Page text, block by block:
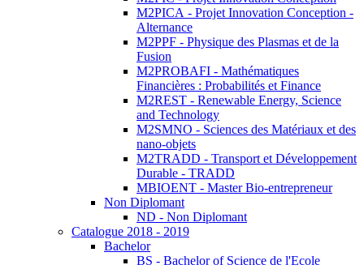
M2PICA - Projet Innovation Conception -
Alternance
M2PPF - Physique des Plasmas et de la
Fusion
M2PROBAFI - Mathématiques
Financières : Probabilités et Finance
M2REST - Renewable Energy, Science
and Technology
M2SMNO - Sciences des Matériaux et des
nano-objets
M2TRADD - Transport et Développement
Durable - TRADD
MBIOENT - Master Bio-entrepreneur
Non Diplomant
ND - Non Diplomant
Catalogue 2018 - 2019
Bachelor
BS - Bachelor of Science de l'Ecole